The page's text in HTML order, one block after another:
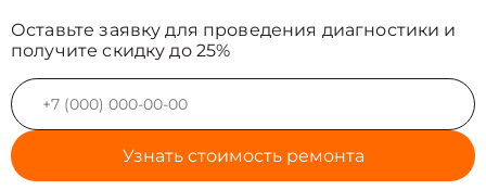
Оставьте заявку для проведения диагностики и
получите скидку до 25%
Узнать стоимость ремонта